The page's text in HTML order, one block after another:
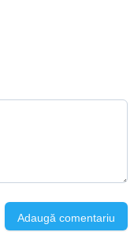
Adaugă comentariu